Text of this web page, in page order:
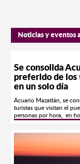
Noticias y eventos
Se consolida
preferido de los
en un solo día
Acuario Mazatlán, se
turistas que visitan el
personas por hora, en
donde han llegado
las exhibiciones como
Depredadores. Gómez
adelantó que debido a